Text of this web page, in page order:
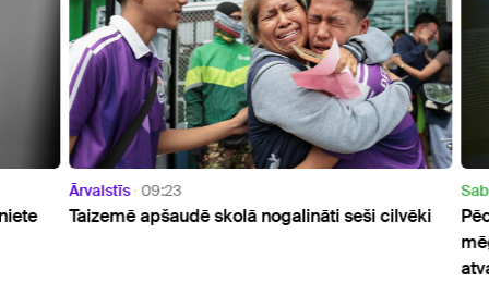
Ārvalstīs 09:23
Taizemē apšaudē skolā nogalināti seši cilvēki